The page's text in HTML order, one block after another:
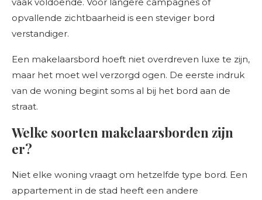
opvallende zichtbaarheid is een steviger bord
verstandiger.
Een makelaarsbord hoeft niet overdreven luxe te zijn,
maar het moet wel verzorgd ogen. De eerste indruk
van de woning begint soms al bij het bord aan de
straat.
Welke soorten makelaarsborden zijn
er?
Niet elke woning vraagt om hetzelfde type bord. Een
appartement in de stad heeft een andere